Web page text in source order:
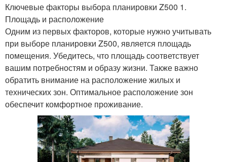
Ключевые факторы выбора планировки Z500 1.
Площадь и расположение
Одним из первых факторов, которые нужно учитывать
при выборе планировки Z500, является площадь
помещения. Убедитесь, что площадь соответствует
вашим потребностям и образу жизни. Также важно
обратить внимание на расположение жилых и
технических зон. Оптимальное расположение зон
обеспечит комфортное проживание.